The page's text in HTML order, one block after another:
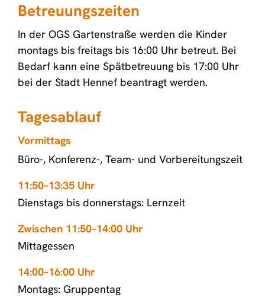
Betreuungszeiten
In der OGS Gartenstraße werden die Kinder
montags bis freitags bis 16:00 Uhr betreut. Bei
Bedarf kann eine Spätbetreuung bis 17:00 Uhr
bei der Stadt Hennef beantragt werden.
Tagesablauf
Vormittags
Büro-, Konferenz-, Team- und Vorbereitungszeit
11:50–13:35 Uhr
Dienstags bis donnerstags: Lernzeit
Zwischen 11:50–14:00 Uhr
Mittagessen
14:00–16:00 Uhr
Montags: Gruppentag